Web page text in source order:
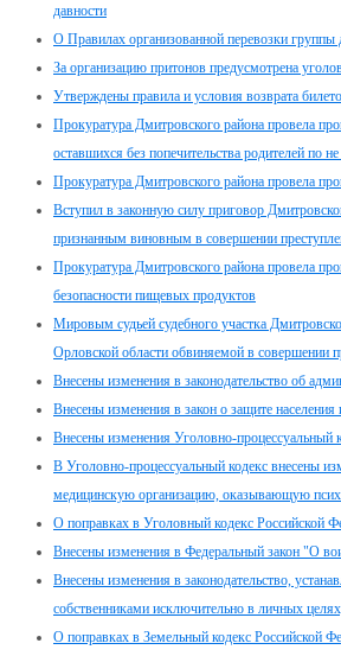
давности
О Правилах организованной перевозки группы
За организацию притонов предусмотрена
Утверждены правила и условия возврата
Прокуратура Дмитровского района провела
оставшихся без попечительства родителей по
Прокуратура Дмитровского района провела
Вступил в законную силу приговор
признанным виновным в совершении
Прокуратура Дмитровского района провела
безопасности пищевых продуктов
Мировым судьей судебного участка
Орловской области обвиняемой в совершении
Внесены изменения в законодательство об
Внесены изменения в закон о защите
Внесены изменения Уголовно-процессуальный
В Уголовно-процессуальный кодекс внесены
медицинскую организацию, оказывающую
О поправках в Уголовный кодекс Российской
Внесены изменения в Федеральный закон "О
Внесены изменения в законодательство,
собственниками исключительно в личных
О поправках в Земельный кодекс Российской